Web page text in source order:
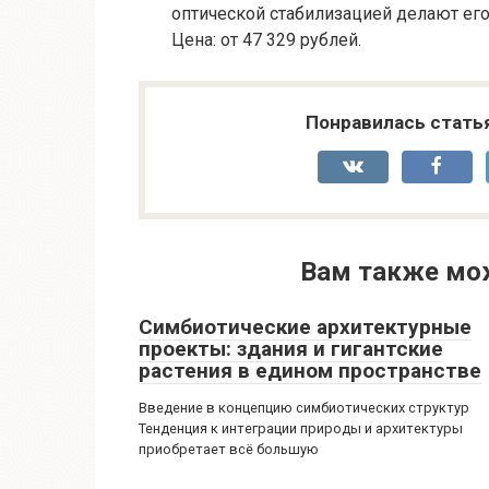
оптической стабилизацией делают
Цена: от 47 329 рублей.
Понравилась
Вам также
Симбиотические архитектурные
проекты: здания и гигантские
растения в едином пространстве
Введение в концепцию симбиотических структур
Тенденция к интеграции природы и архитектуры
приобретает всё большую